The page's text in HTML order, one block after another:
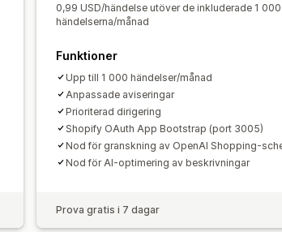
0,99 USD/händelse utöver de inkluderade 1 000
händelserna/månad
Funktioner
Upp till 1 000 händelser/månad
Anpassade aviseringar
Prioriterad dirigering
Shopify OAuth App Bootstrap (port 3005)
Nod för granskning av OpenAI Shopping-
Nod för AI-optimering av beskrivningar
Prova gratis i 7 dagar